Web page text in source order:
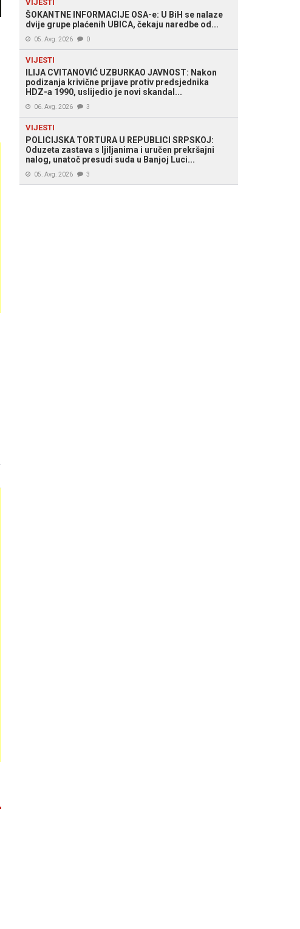
VIJESTI
ŠOKANTNE INFORMACIJE OSA-e: U BiH se nalaze
dvije grupe plaćenih UBICA, čekaju naredbe od...
05. Avg. 2026 0
VIJESTI
ILIJA CVITANOVIĆ UZBURKAO JAVNOST: Nakon
podizanja krivične prijave protiv predsjednika
HDZ-a 1990, uslijedio je novi skandal...
06. Avg. 2026 3
VIJESTI
POLICIJSKA TORTURA U REPUBLICI SRPSKOJ:
Oduzeta zastava s ljiljanima i uručen prekršajni
nalog, unatoč presudi suda u Banjoj Luci...
05. Avg. 2026 3